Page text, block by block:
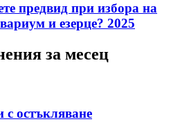
предвид при избора на
и езерце? 2025
за месец
остъкляване